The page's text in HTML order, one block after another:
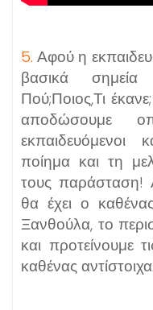
5.Αφού η
βασικά
Πού;Ποιος,Τι
αποδώσουμε
εκπαιδευόμενοι
ποίημα και τη
τους παράσταση!
θα έχει ο
Ξανθούλα, το
και προτείνουμε
καθένας αντίστοιχα.